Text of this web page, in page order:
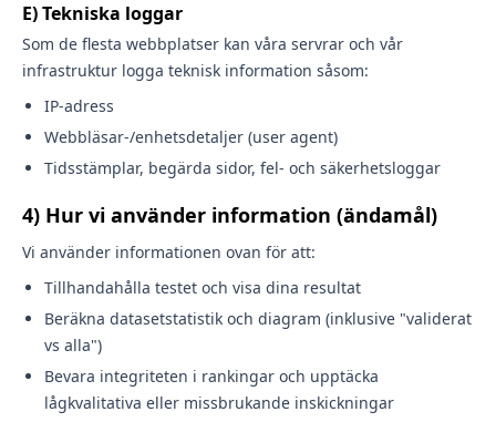
E) Tekniska loggar
Som de flesta webbplatser kan våra servrar och vår
infrastruktur logga teknisk information såsom:
IP-adress
Webbläsar-/enhetsdetaljer (user agent)
Tidsstämplar, begärda sidor, fel- och säkerhetsloggar
4) Hur vi använder information (ändamål)
Vi använder informationen ovan för att:
Tillhandahålla testet och visa dina resultat
Beräkna datasetstatistik och diagram (inklusive "validerat
vs alla")
Bevara integriteten i rankingar och upptäcka
lågkvalitativa eller missbrukande inskickningar